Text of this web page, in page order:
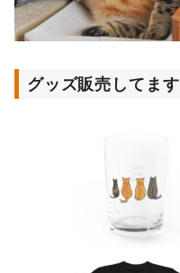
グッズ販売してます